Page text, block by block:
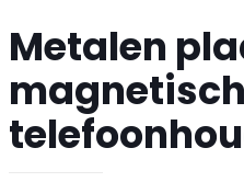
Metalen